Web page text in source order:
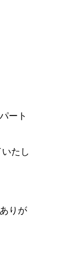
ート
たし
りが